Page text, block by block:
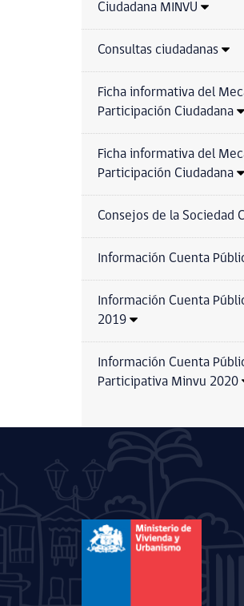
Ciudadana MINVU
Consultas ciudadanas
Ficha informativa del
Participación Ciudadana
Ficha informativa del
Participación Ciudadana
Consejos de la Sociedad
Información Cuenta
Información Cuenta
2019
Información Cuenta
Participativa Minvu 2020